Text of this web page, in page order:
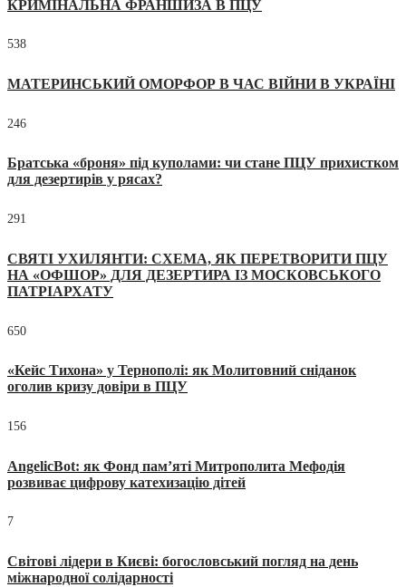
КРИМІНАЛЬНА ФРАНШИЗА В ПЦУ
538
МАТЕРИНСЬКИЙ ОМОРФОР В ЧАС ВІЙНИ В УКРАЇНІ
246
Братська «броня» під куполами: чи стане ПЦУ прихистком
для дезертирів у рясах?
291
СВЯТІ УХИЛЯНТИ: СХЕМА, ЯК ПЕРЕТВОРИТИ ПЦУ
НА «ОФШОР» ДЛЯ ДЕЗЕРТИРА ІЗ МОСКОВСЬКОГО
ПАТРІАРХАТУ
650
«Кейс Тихона» у Тернополі: як Молитовний сніданок
оголив кризу довіри в ПЦУ
156
AngelicBot: як Фонд пам’яті Митрополита Мефодія
розвиває цифрову катехизацію дітей
7
Світові лідери в Києві: богословський погляд на день
міжнародної солідарності